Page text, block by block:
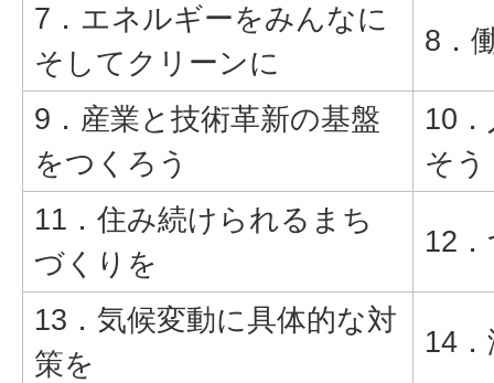
7．エネルギーをみんなに
そしてクリーンに
8．
9．産業と技術革新の基盤
をつくろう
10
そう
11．住み続けられるまち
づくりを
12
13．気候変動に具体的な対
策を
14